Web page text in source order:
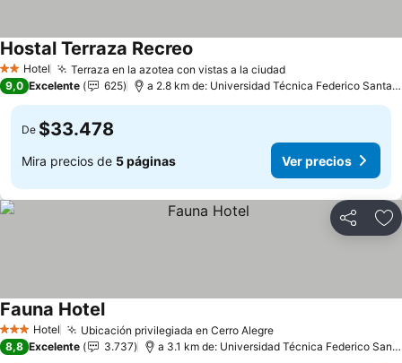
2 Estrellas
Hotel Terraza en la azotea con vistas a la ciudad
Hostal Terraza Recreo
9,0 Excelente 625 a 2.8 km de: Universidad Técnica Federico Santa María
De $33.478
Mira precios de 5 páginas Ver precios
Compartir
3 Estrellas
Hotel Ubicación privilegiada en Cerro Alegre
Fauna Hotel
8,8 Excelente 3.737 a 3.1 km de: Universidad Técnica Federico Santa María